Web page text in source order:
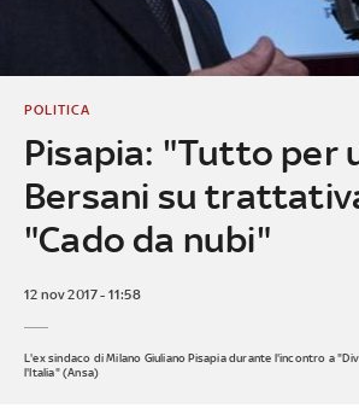
Pisapia: "Tutto per
Bersani su
"Cado da nubi"
POLITICA
12 nov 2017 - 11:58
L'ex sindaco di Milano Giuliano Pisapia durante l'incontro a
l'Italia" (Ansa)